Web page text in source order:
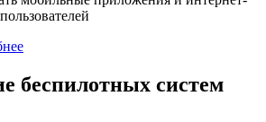
беспилотных систем